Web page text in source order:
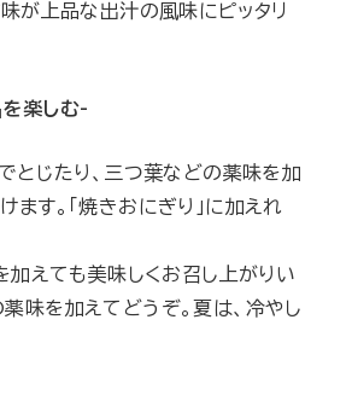
が 上品な出汁の風味にピッタリ
楽しむ-
でとじたり、三つ葉などの薬味を加
ます。「焼きおにぎり」に加えれ
加えても美味しくお召し上がりい
味を加えてどうぞ。夏は、冷やし